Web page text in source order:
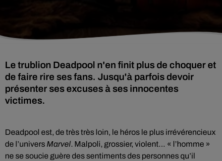
Le trublion Deadpool n'en finit plus de choquer et
de faire rire ses fans. Jusqu'à parfois devoir
présenter ses excuses à ses innocentes
victimes.
Deadpool est, de très très loin, le héros le plus irrévérencieux
de l’univers Marvel. Malpoli, grossier, violent… « l’homme »
ne se soucie guère des sentiments des personnes qu’il